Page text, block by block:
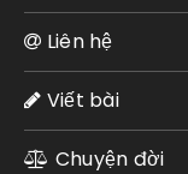
Liên hệ
Viết bài
Chuyện đời